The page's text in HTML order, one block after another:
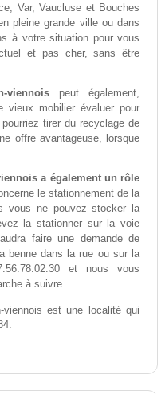
Var, Vaucluse et Bouches
pleine grande ville ou dans
à votre situation pour vous
et pas cher, sans être
viennois peut également,
vieux mobilier évaluer pour
tirer du recyclage de
offre avantageuse, lorsque
a également un rôle
le stationnement de la
vous ne pouvez stocker la
la stationner sur la voie
faire une demande de
benne dans la rue ou sur la
et nous vous
à suivre.
viennois est une localité qui